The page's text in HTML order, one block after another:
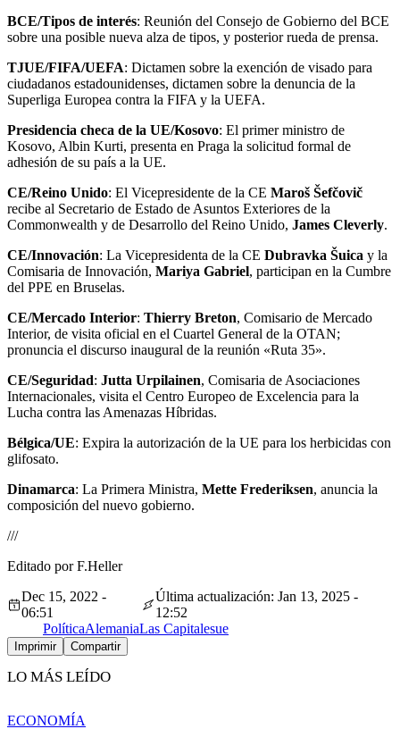
BCE/Tipos de interés: Reunión del Consejo de Gobierno del BCE
sobre una posible nueva alza de tipos, y posterior rueda de prensa.
TJUE/FIFA/UEFA: Dictamen sobre la exención de visado para
ciudadanos estadounidenses, dictamen sobre la denuncia de la
Superliga Europea contra la FIFA y la UEFA.
Presidencia checa de la UE/Kosovo: El primer ministro de
Kosovo, Albin Kurti, presenta en Praga la solicitud formal de
adhesión de su país a la UE.
CE/Reino Unido: El Vicepresidente de la CE Maroš Šefčovič
recibe al Secretario de Estado de Asuntos Exteriores de la
Commonwealth y de Desarrollo del Reino Unido, James Cleverly.
CE/Innovación: La Vicepresidenta de la CE Dubravka Šuica y la
Comisaria de Innovación, Mariya Gabriel, participan en la Cumbre
del PPE en Bruselas.
CE/Mercado Interior: Thierry Breton, Comisario de Mercado
Interior, de visita oficial en el Cuartel General de la OTAN;
pronuncia el discurso inaugural de la reunión «Ruta 35».
CE/Seguridad: Jutta Urpilainen, Comisaria de Asociaciones
Internacionales, visita el Centro Europeo de Excelencia para la
Lucha contra las Amenazas Híbridas.
Bélgica/UE: Expira la autorización de la UE para los herbicidas con
glifosato.
Dinamarca: La Primera Ministra, Mette Frederiksen, anuncia la
composición del nuevo gobierno.
///
Editado por F.Heller
Dec 15, 2022 -
06:51
Última actualización: Jan 13, 2025 -
12:52
PolíticaAlemaniaLas Capitalesue
Imprimir Compartir
LO MÁS LEÍDO
ECONOMÍA